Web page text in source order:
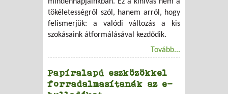
tökéletességről szól, hanem arról, hogy
felismerjük: a valódi változás a kis
szokásaink átformálásával kezdődik.
Tovább...
Papíralapú eszközökkel
forradalmasítanák az e-